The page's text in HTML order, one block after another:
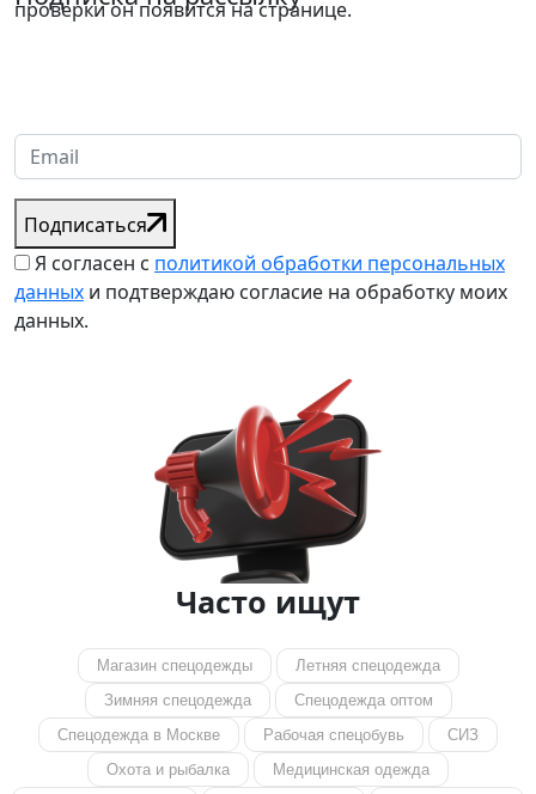
проверки он появится на странице.
Подписаться
Я согласен с политикой обработки персональных
данных и подтверждаю согласие на обработку моих
данных.
Часто ищут
Магазин спецодежды
Летняя спецодежда
Зимняя спецодежда
Спецодежда оптом
Спецодежда в Москве
Рабочая спецобувь
СИЗ
Охота и рыбалка
Медицинская одежда